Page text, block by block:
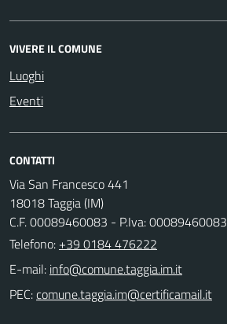
VIVERE IL COMUNE
Luoghi
Eventi
CONTATTI
Via San Francesco 441
18018 Taggia (IM)
C.F. 00089460083 - P.Iva: 00089460083
Telefono: +39 0184 476222
E-mail:
PEC: